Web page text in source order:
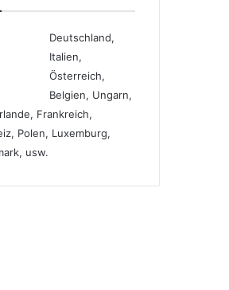
Deutschland,
Italien,
Österreich,
Belgien, Ungarn,
Frankreich,
Polen, Luxemburg,
usw.